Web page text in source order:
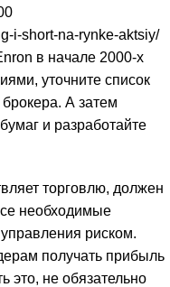
i-short-na-rynke-aktsiy/
в начале 2000-х
уточните список
А затем
и разработайте
торговлю, должен
необходимые
риском.
получать прибыль
это, не обязательно